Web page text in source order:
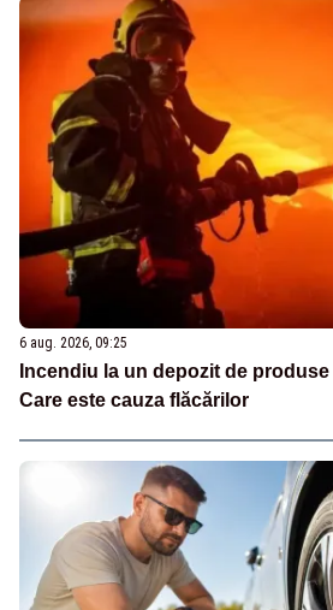
6 aug. 2026, 09:25
Incendiu la un depozit de
Care este cauza flăcărilor